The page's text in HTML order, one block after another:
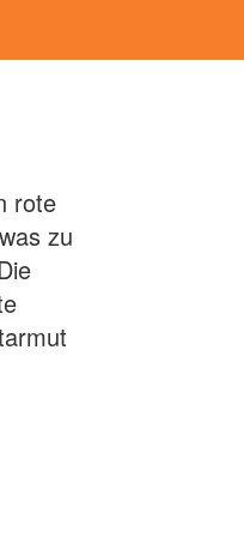
rote
zu